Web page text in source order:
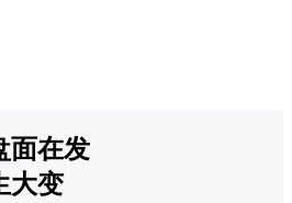
面在发
大变